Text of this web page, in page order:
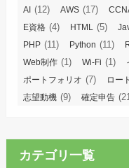
AI (12) AWS (17)
E資格 (4) HTML (5)
PHP (11) Python (11)
Web制作 (1) Wi-Fi (1)
ポートフォリオ (7) ロー
志望動機 (9) 確定申告
カテゴリ一覧